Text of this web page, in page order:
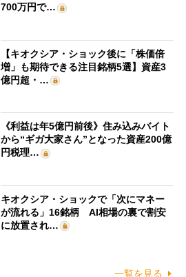
700万円で…
【キオクシア・ショック後に「株価倍
増」も期待できる注目銘柄5選】資産3
億円超・…
《利益は年5億円前後》住み込みバイト
から“ギガ大家さん”となった資産200億
円税理…
キオクシア・ショックで「次にマネー
が流れる」16銘柄 AI相場の裏で割安
に放置され…
一覧を見る